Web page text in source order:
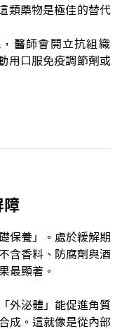
類藥物是極佳的替代
醫師會開立抗組織
用口服免疫調節劑或
障
保養」。處於緩解期
含香料、防腐劑與酒
最顯著。
外泌體」能促進角質
成。這就像是從內部